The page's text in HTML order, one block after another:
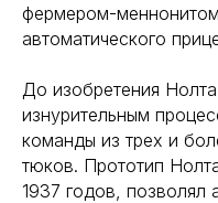
фермером-
автоматического
До изобретения
изнурительным
команды из трех и
тюков. Прототип
1937 годов, позволял